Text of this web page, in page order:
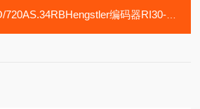
编码器RI30-O/50ER.34KB